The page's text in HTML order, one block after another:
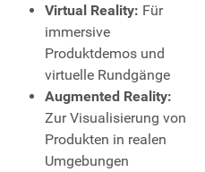
Virtual Reality: Für
immersive
Produktdemos und
virtuelle Rundgänge
Augmented Reality:
Zur Visualisierung von
Produkten in realen
Umgebungen